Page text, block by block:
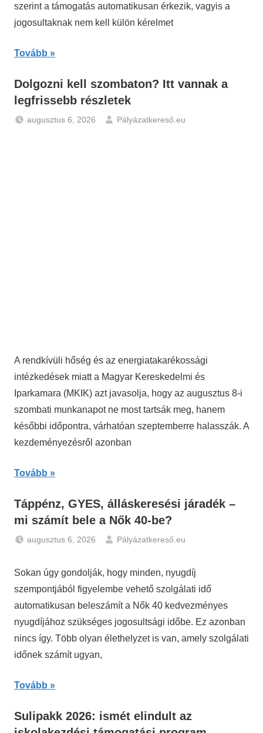
szerint a támogatás automatikusan érkezik, vagyis a
jogosultaknak nem kell külön kérelmet
Tovább
Dolgozni kell szombaton? Itt vannak a
legfrissebb részletek
augusztus 6, 2026
Pályázatkereső.eu
A rendkívüli hőség és az energiatakarékossági
intézkedések miatt a Magyar Kereskedelmi és
Iparkamara (MKIK) azt javasolja, hogy az augusztus 8-i
szombati munkanapot ne most tartsák meg, hanem
későbbi időpontra, várhatóan szeptemberre halasszák. A
kezdeményezésről azonban
Tovább
Táppénz, GYES, álláskeresési járadék –
mi számít bele a Nők 40-be?
augusztus 6, 2026
Pályázatkereső.eu
Nyugdíj
Sokan úgy gondolják, hogy minden, nyugdíj
szempontjából figyelembe vehető szolgálati idő
automatikusan beleszámít a Nők 40 kedvezményes
nyugdíjához szükséges jogosultsági időbe. Ez azonban
nincs így. Több olyan élethelyzet is van, amely szolgálati
időnek számít ugyan,
Tovább
Sulipakk 2026: ismét elindult az